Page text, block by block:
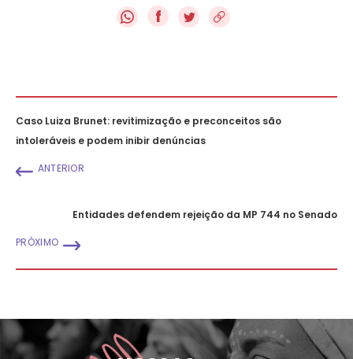
f
Caso Luiza Brunet: revitimização e preconceitos são
intoleráveis e podem inibir denúncias
ANTERIOR
Entidades defendem rejeição da MP 744 no Senado
PRÓXIMO